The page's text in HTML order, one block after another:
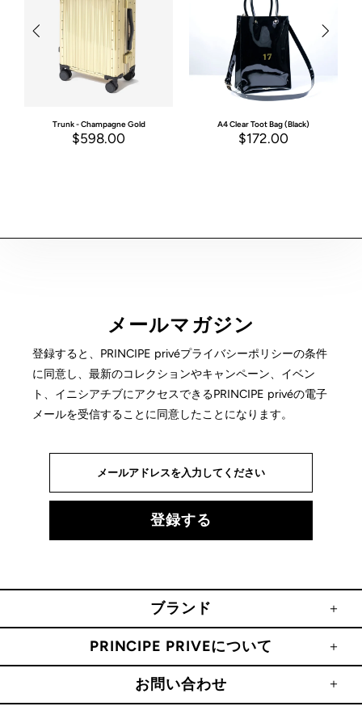
Trunk - Champagne Gold
$598.00
A4 Clear Toot Bag (Black)
$172.00
メールマガジン
登録すると、PRINCIPE privéプライバシーポリシーの条件
に同意し、最新のコレクションやキャンペーン、イベン
ト、イニシアチブにアクセスできるPRINCIPE privéの電子
メールを受信することに同意したことになります。
ブランド
PRINCIPE PRIVEについて
お問い合わせ